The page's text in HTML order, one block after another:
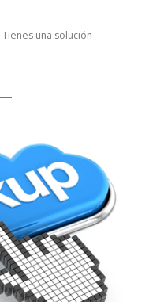
Tienes una solución